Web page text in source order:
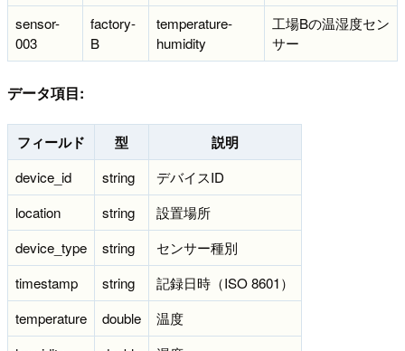
sensor-
003
factory-
B
temperature-
humidity
工場Bの温湿度セン
サー
データ項目:
フィールド 型 説明
device_id string
デバイスID
location
string
設置場所
device_type
string
センサー種別
timestamp
string
記録日時（ISO 8601）
temperature
double
温度